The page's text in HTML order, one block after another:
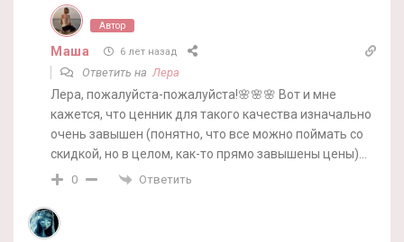
Автор
Маша 6 лет назад
Ответить на Лера
Лера, пожалуйста-пожалуйста!🌸🌸🌸 Вот и мне
кажется, что ценник для такого качества изначально
очень завышен (понятно, что все можно поймать со
скидкой, но в целом, как-то прямо завышены цены)…
0 Ответить